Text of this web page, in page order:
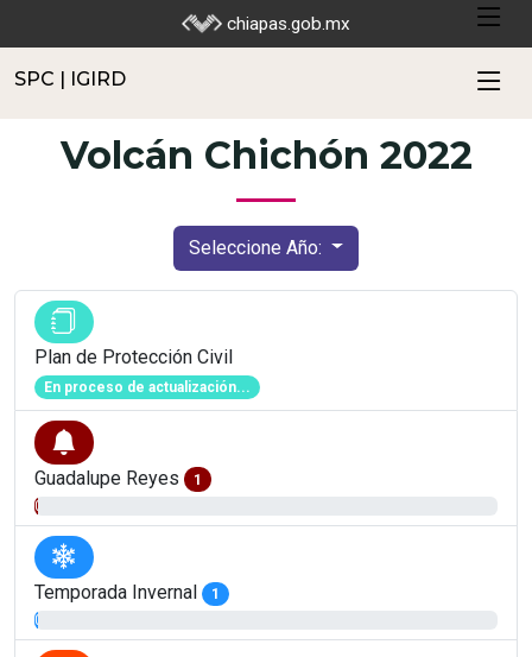
chiapas.gob.mx
SPC | IGIRD
Volcán Chichón 2022
Seleccione Año:
Plan de Protección Civil
En proceso de actualización...
Guadalupe Reyes
1
0.81%
Temporada Invernal
1
0.81%